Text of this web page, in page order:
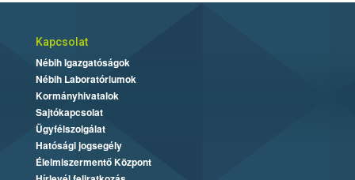
Kapcsolat
Nébih Igazgatóságok
Nébih Laboratóriumok
Kormányhivatalok
Sajtókapcsolat
Ügyfélszolgálat
Hatósági jogsegély
Élelmiszermentő Központ